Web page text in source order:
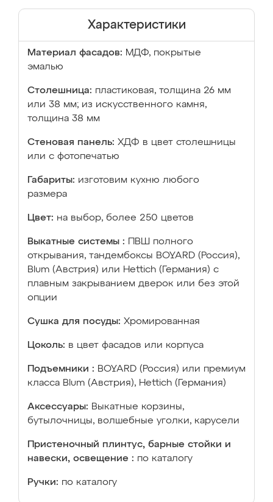
Характеристики
Материал фасадов: МДФ, покрытые
эмалью
Столешница: пластиковая, толщина 26 мм
или 38 мм; из искусственного камня,
толщина 38 мм
Стеновая панель: ХДФ в цвет столешницы
или с фотопечатью
Габариты: изготовим кухню любого
размера
Цвет: на выбор, более 250 цветов
Выкатные системы :
ПВШ полного
открывания, тандембоксы BOYARD (Россия),
Blum (Австрия) или Hettich (Германия) с
плавным закрыванием дверок или без этой
опции
Сушка для посуды: Хромированная
Цоколь: в цвет фасадов или корпуса
Подъемники : BOYARD (Россия) или премиум
класса Blum (Австрия), Hettich (Германия)
Аксессуары: Выкатные корзины,
бутылочницы, волшебные уголки, карусели
Пристеночный плинтус, барные стойки и
навески, освещение : по каталогу
Ручки: по каталогу